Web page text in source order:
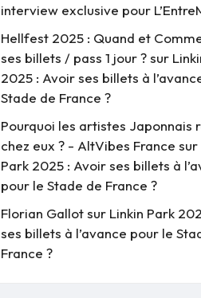
interview exclusive pour
Hellfest 2025 : Quand et
ses billets / pass 1 jour ?sur
2025 : Avoir ses billets à
Stade de France ?
Pourquoi les artistes Japonnais
chez eux ? - AltVibes France sur
Park 2025 : Avoir ses billets à
pour le Stade de France ?
Florian Gallotsur Linkin Park
ses billets à l’avance pour le
France ?